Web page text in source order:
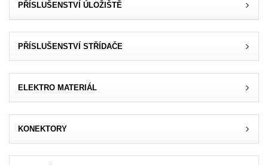
KONTAKTY
UŽIVATELSKÉ MENU
Přihlášení
Registrace
Zapomenuté heslo
PŘÍSLUŠENSTVÍ ÚLOŽIŠTĚ
PŘÍSLUŠENSTVÍ STŘÍDAČE
ELEKTRO MATERIÁL
KONEKTORY